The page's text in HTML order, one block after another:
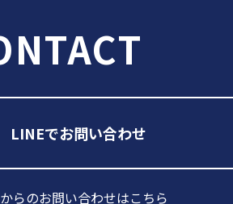
LINEでお問い合わせ
らのお問い合わせはこちら